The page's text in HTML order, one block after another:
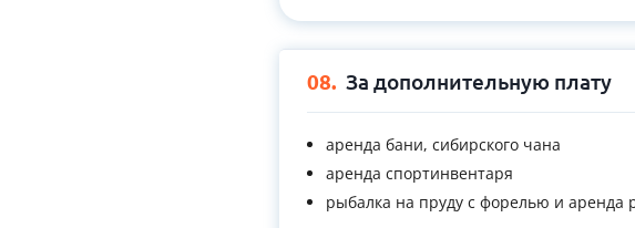
08. За дополнительную плату
аренда бани, сибирского чана
аренда спортинвентаря
рыбалка на пруду с форелью и аренда